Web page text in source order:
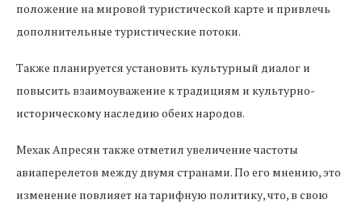
положение на мировой туристической карте и привлечь
дополнительные туристические потоки.
Также планируется установить культурный диалог и
повысить взаимоуважение к традициям и культурно-
историческому наследию обеих народов.
Мехак Апресян также отметил увеличение частоты
авиаперелетов между двумя странами. По его мнению, это
изменение повлияет на тарифную политику, что, в свою